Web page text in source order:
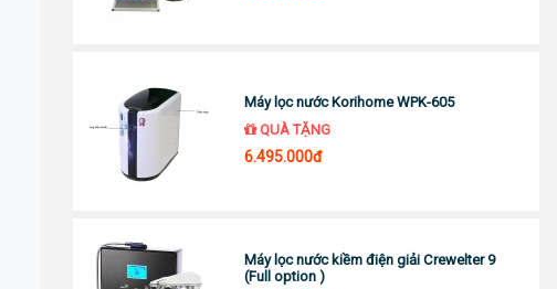
Máy lọc nước Korihome WPK-605
QUÀ TẶNG
6.495.000đ
Máy lọc nước kiềm điện giải Crewelter 9
(Full option )